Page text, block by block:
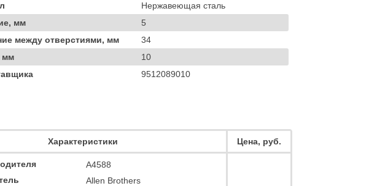
Нержавеющая сталь
мм
5
между отверстиями, мм
34
мм
10
9512089010
Характеристики Цена, руб.
A4588
Allen Brothers